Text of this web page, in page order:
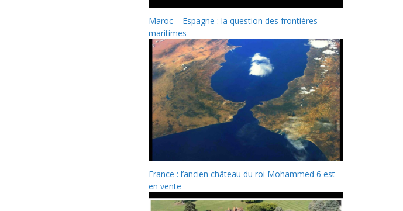
Maroc – Espagne : la question des frontières
maritimes
France : l’ancien château du roi Mohammed 6 est
en vente